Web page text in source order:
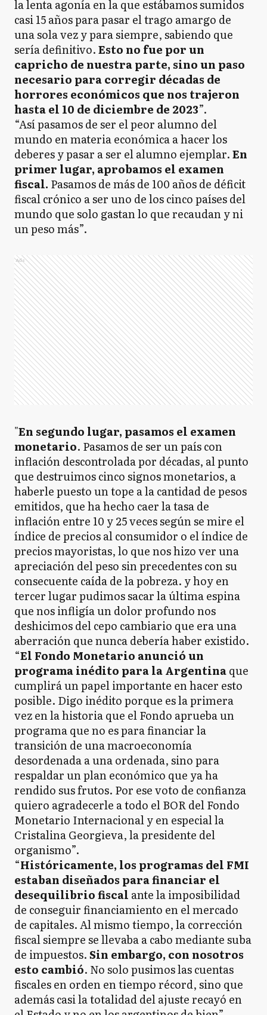
la lenta agonía en la que estábamos sumidos
casi 15 años para pasar el trago amargo de
una sola vez y para siempre, sabiendo que
sería definitivo.Esto no fue por un
capricho de nuestra parte, sino un paso
necesario para corregir décadas de
horrores económicos que nos trajeron
hasta el 10 de diciembre de 2023”.
“Así pasamos de ser el peor alumno del
mundo en materia económica a hacer los
deberes y pasar a ser el alumno ejemplar.En
primer lugar, aprobamos el examen
fiscal. Pasamos de más de 100 años de déficit
fiscal crónico a ser uno de los cinco países del
mundo que solo gastan lo que recaudan y ni
un peso más”.
Ads
"En segundo lugar, pasamos el examen
monetario. Pasamos de ser un país con
inflación descontrolada por décadas, al punto
que destruimos cinco signos monetarios, a
haberle puesto un tope a la cantidad de pesos
emitidos, que ha hecho caer la tasa de
inflación entre 10 y 25 veces según se mire el
índice de precios al consumidor o el índice de
precios mayoristas, lo que nos hizo ver una
apreciación del peso sin precedentes con su
consecuente caída de la pobreza. y hoy en
tercer lugar pudimos sacar la última espina
que nos infligía un dolor profundo nos
deshicimos del cepo cambiario que era una
aberración que nunca debería haber existido.
“El Fondo Monetario anunció un
programa inédito para la Argentinaque
cumplirá un papel importante en hacer esto
posible. Digo inédito porque es la primera
vez en la historia que el Fondo aprueba un
programa que no es para financiar la
transición de una macroeconomía
desordenada a una ordenada, sino para
respaldar un plan económico que ya ha
rendido sus frutos. Por ese voto de confianza
quiero agradecerle a todo el BOR del Fondo
Monetario Internacional y en especial la
Cristalina Georgieva, la presidente del
organismo”.
“Históricamente, los programas del FMI
estaban diseñados para financiar el
desequilibrio fiscal ante la imposibilidad
de conseguir financiamiento en el mercado
de capitales. Al mismo tiempo, la corrección
fiscal siempre se llevaba a cabo mediante suba
de impuestos.Sin embargo, con nosotros
esto cambió. No solo pusimos las cuentas
fiscales en orden en tiempo récord, sino que
además casi la totalidad del ajuste recayó en